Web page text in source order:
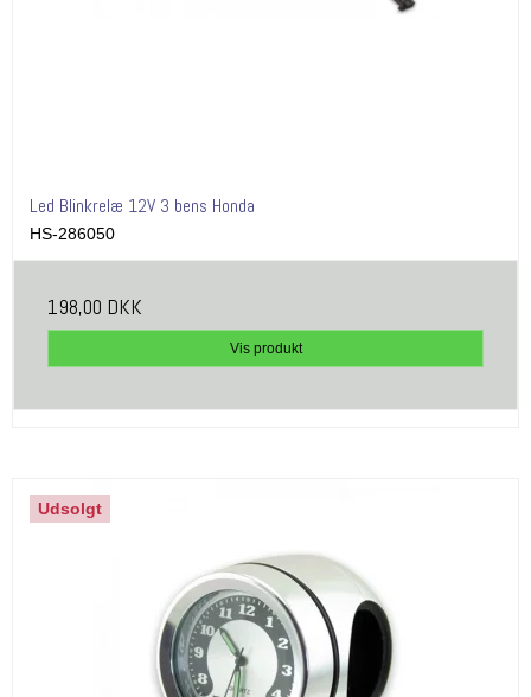
Led Blinkrelæ 12V 3 bens Honda
HS-286050
198,00 DKK
Vis produkt
Udsolgt